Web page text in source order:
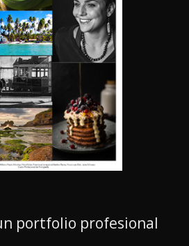
portfolio profesional